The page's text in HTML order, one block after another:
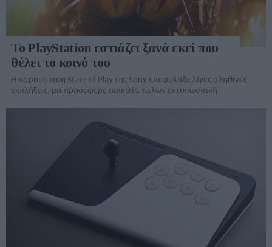
Το PlayStation εστιάζει ξανά εκεί που
θέλει το κοινό του
Η παρουσίαση State of Play της Sony επεφύλαξε λίγες αληθινές
εκπλήξεις, μα προσέφερε ποικιλία τίτλων εντυπωσιακή